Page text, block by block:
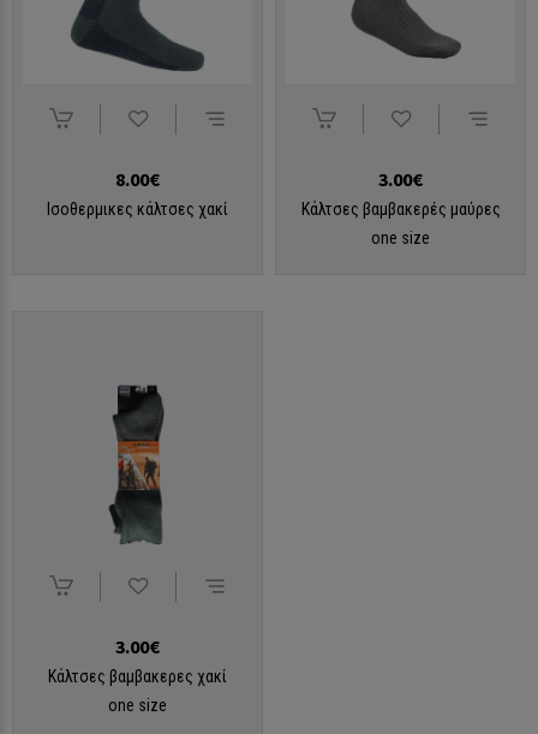
ΠΛΗΚΤΡΟΛΟΓΉΣΤΕ ΑΥΤΌ ΠΟΥ ΑΝΑΖΗΤΕΊΤΕ ΚΑΙ ΠΑΤΉΣΤΕ ENTER
8.00€
Ισοθερμικες κάλτσες χακί
3.00€
Κάλτσες βαμβακερές μαύρες
one size
3.00€
Κάλτσες βαμβακερες χακί
one size